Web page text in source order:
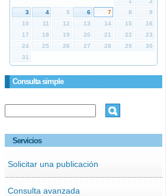
Consulta simple
Servicios
Solicitar una publicación
Consulta avanzada